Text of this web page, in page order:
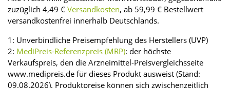
zuzüglich 4,49 € Versandkosten, ab 59,99 € Bestellwert
versandkostenfrei innerhalb Deutschlands.
1: Unverbindliche Preisempfehlung des Herstellers (UVP)
2: MediPreis-Referenzpreis (MRP): der höchste
Verkaufspreis, den die Arzneimittel-Preisvergleichsseite
www.medipreis.de für dieses Produkt ausweist (Stand:
09.08.2026). Produktpreise können sich zwischenzeitlich